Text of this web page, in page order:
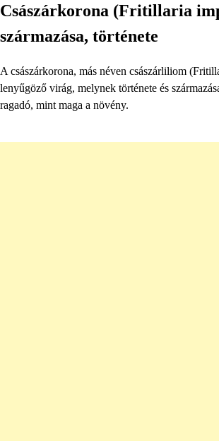
Császárkorona (Fritillaria
származása, története
A császárkorona, más néven császárliliom
lenyűgöző virág, melynek története és
ragadó, mint maga a növény.